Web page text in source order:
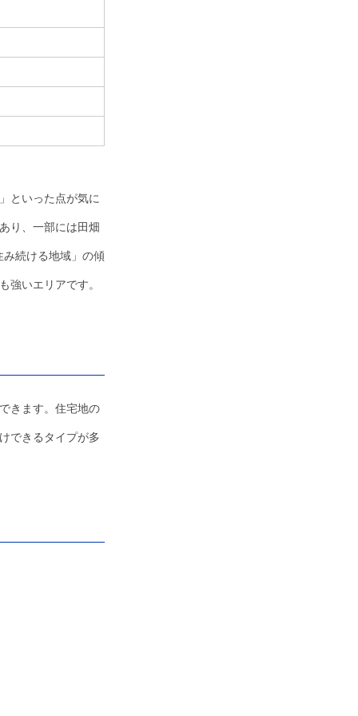
といった点が気に
り、一部には田畑
続ける地域」の傾
強いエリアです。
きます。住宅地の
できるタイプが多